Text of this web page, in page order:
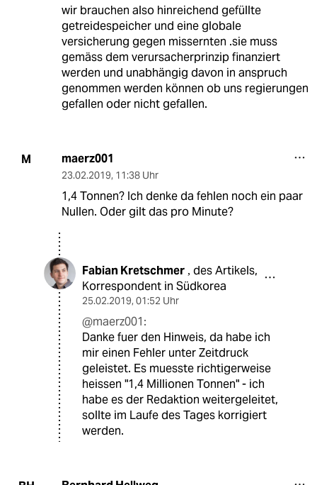
wir brauchen also hinreichend gefüllte
getreidespeicher und eine globale
versicherung gegen missernten .sie muss
gemäss dem verursacherprinzip finanziert
werden und unabhängig davon in anspruch
genommen werden können ob uns regierungen
gefallen oder nicht gefallen.
M maerz001
23.02.2019, 11:38 Uhr
1,4 Tonnen? Ich denke da fehlen noch ein paar
Nullen. Oder gilt das pro Minute?
Fabian Kretschmer , des Artikels,
Korrespondent in Südkorea
25.02.2019, 01:52 Uhr
@maerz001:
Danke fuer den Hinweis, da habe ich
mir einen Fehler unter Zeitdruck
geleistet. Es muesste richtigerweise
heissen "1,4 Millionen Tonnen" - ich
habe es der Redaktion weitergeleitet,
sollte im Laufe des Tages korrigiert
werden.